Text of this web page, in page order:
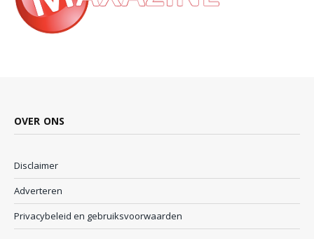
OVER ONS
Disclaimer
Adverteren
Privacybeleid en gebruiksvoorwaarden